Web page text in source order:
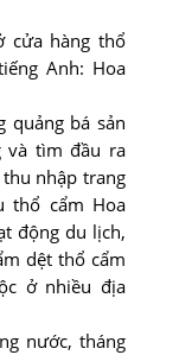
cửa hàng thổ
Anh: Hoa
quảng bá sản
và tìm đầu ra
nhập trang
thổ cẩm Hoa
động du lịch,
dệt thổ cẩm
ở nhiều địa
nước, tháng